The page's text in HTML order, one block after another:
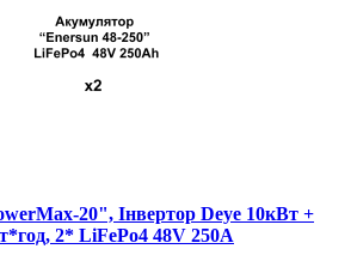
20", Інвертор Deye 10кВт +
2* LiFePo4 48V 250A